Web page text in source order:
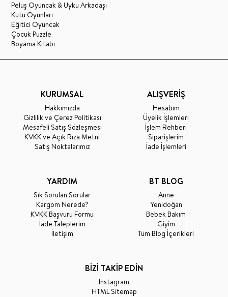
Peluş Oyuncak & Uyku Arkadaşı
Kutu Oyunları
Eğitici Oyuncak
Çocuk Puzzle
Boyama Kitabı
KURUMSAL
Hakkımızda
Gizlilik ve Çerez Politikası
Mesafeli Satış Sözleşmesi
KVKK ve Açık Rıza Metni
Satış Noktalarımız
ALIŞVERİŞ
Hesabım
Üyelik İşlemleri
İşlem Rehberi
Siparişlerim
İade İşlemleri
YARDIM
Sık Sorulan Sorular
Kargom Nerede?
KVKK Başvuru Formu
İade Taleplerim
İletişim
BT BLOG
Anne
Yenidoğan
Bebek Bakım
Giyim
Tüm Blog İçerikleri
BİZİ TAKİP EDİN
Instagram
HTML Sitemap